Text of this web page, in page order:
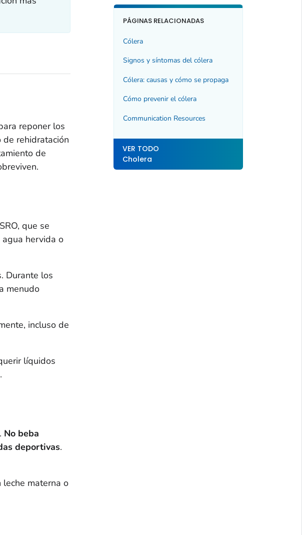
reponer los
rehidratación
de
que se
agua hervida o
Durante los
menudo
incluso de
líquidos
No beba
deportivas.
materna o
PÁGINAS RELACIONADAS
Cólera
Signos y síntomas del cólera
Cólera: causas y cómo se propaga
Cómo prevenir el cólera
Communication Resources
VER TODO
Cholera